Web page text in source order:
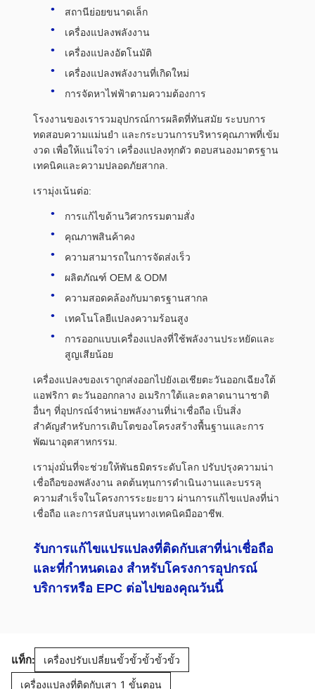
สถานีย่อยขนาดเล็ก
เครื่องแปลงพลังงาน
เครื่องแปลงอัตโนมัติ
เครื่องแปลงพลังงานที่เกิดใหม่
การจัดหาไฟฟ้าตามความต้องการ
โรงงานของเรารวมอุปกรณ์การผลิตที่ทันสมัย ระบบการ
ทดสอบความแม่นยํา และกระบวนการบริหารคุณภาพที่เข้ม
งวด เพื่อให้แน่ใจว่า เครื่องแปลงทุกตัว ตอบสนองมาตรฐาน
เทคนิคและความปลอดภัยสากล.
เรามุ่งเน้นต่อ:
การแก้ไขด้านวิศวกรรมตามสั่ง
คุณภาพสินค้าคง
ความสามารถในการจัดส่งเร็ว
ผลิตภัณฑ์ OEM & ODM
ความสอดคล้องกับมาตรฐานสากล
เทคโนโลยีแปลงความร้อนสูง
การออกแบบเครื่องแปลงที่ใช้พลังงานประหยัดและ
สูญเสียน้อย
เครื่องแปลงของเราถูกส่งออกไปยังเอเชียตะวันออกเฉียงใต้
แอฟริกา ตะวันออกกลาง อเมริกาใต้และตลาดนานาชาติ
อื่นๆ ที่อุปกรณ์จําหน่ายพลังงานที่น่าเชื่อถือ เป็นสิ่ง
สําคัญสําหรับการเติบโตของโครงสร้างพื้นฐานและการ
พัฒนาอุตสาหกรรม.
เรามุ่งมั่นที่จะช่วยให้พันธมิตรระดับโลก ปรับปรุงความน่า
เชื่อถือของพลังงาน ลดต้นทุนการดําเนินงานและบรรลุ
ความสําเร็จในโครงการระยะยาว ผ่านการแก้ไขแปลงที่น่า
เชื่อถือ และการสนับสนุนทางเทคนิคมืออาชีพ.
รับการแก้ไขแปรแปลงที่ติดกับเสาที่น่าเชื่อถือ
และที่กําหนดเอง สําหรับโครงการอุปกรณ์
บริการหรือ EPC ต่อไปของคุณวันนี้
แท็ก: เครื่องปรับเปลี่ยนขั้วขั้วขั้วขั้วขั้ว
เครื่องแปลงที่ติดกับเสา 1 ขั้นตอน